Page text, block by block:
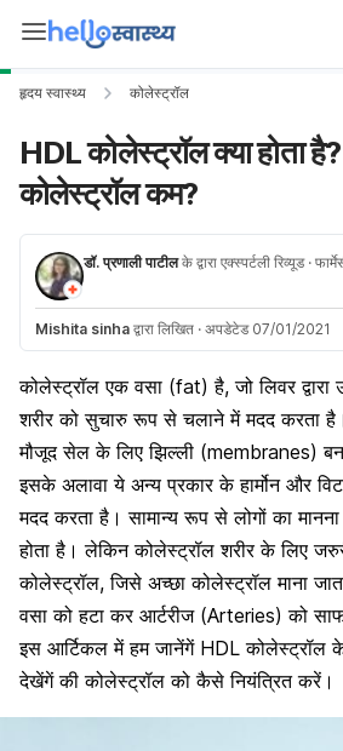
हृदय स्वास्थ्य कोलेस्ट्रॉल
HDL कोलेस्ट्रॉल क्या होता
कोलेस्ट्रॉल कम?
डॉ. प्रणाली पाटीलके द्वारा एक्स्पर्टली रिव्यूड ·
Mishita sinha द्वारा लिखित · अपडेटेड 07/01/2021
कोलेस्ट्रॉल एक वसा (fat) है, जो लिवर
शरीर को सुचारु रूप से चलाने में मदद करता
मौजूदसेल केलिए झिल्ली (membranes)
इसके अलावा ये अन्य प्रकार के हार्मोन और
मदद करता है। सामान्य रूप से लोगों का
होता है। लेकिन कोलेस्ट्रॉल शरीर के लिए
कोलेस्ट्रॉल, जिसे अच्छा कोलेस्ट्रॉल माना
वसा को हटा कर आर्टरीज (Arteries) को
इस आर्टिकल में हम जानेंगें HDL कोलेस्ट्रॉल
देखेंगें की कोलेस्ट्रॉल को कैसे नियंत्रित करें।